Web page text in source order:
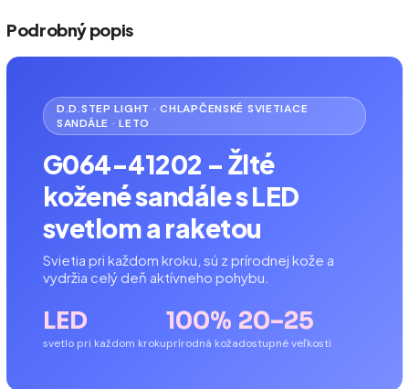
Podrobný popis
D.D.STEP LIGHT · CHLAPČENSKÉ SVIETIACE
SANDÁLE · LETO
G064-41202 – Žlté
kožené sandále s LED
svetlom a raketou
Svietia pri každom kroku, sú z prírodnej kože a
vydržia celý deň aktívneho pohybu.
LED
svetlo pri každom kroku
100%
prírodná koža
20–25
dostupné veľkosti